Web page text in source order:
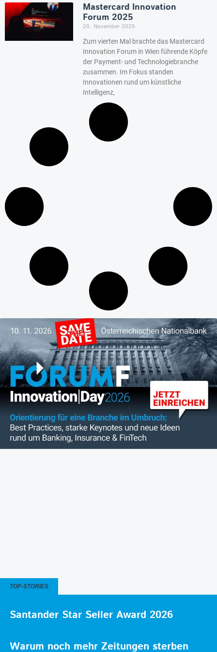
Mastercard Innovation
Forum 2025
20. November 2025
Zum vierten Mal brachte das Mastercard
Innovation Forum in Wien führende Köpfe
der Payment- und Technologiebranche
zusammen. Im Fokus standen
Innovationen rund um künstliche
Intelligenz,
TOP-STORIES
Santander Star Seller Award 2026
Warum noch mehr Zeitungen sterben